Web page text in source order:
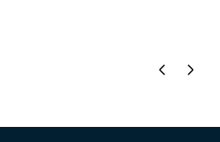
Pagina precedente
Pagina successiva